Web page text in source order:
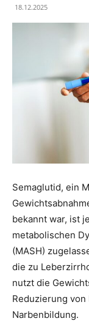
18.12.2025
Semaglutid, ein
bekannt war, ist
metabolischen
(MASH)
die zu
nutzt die
Reduzierung
Narbenbildung.